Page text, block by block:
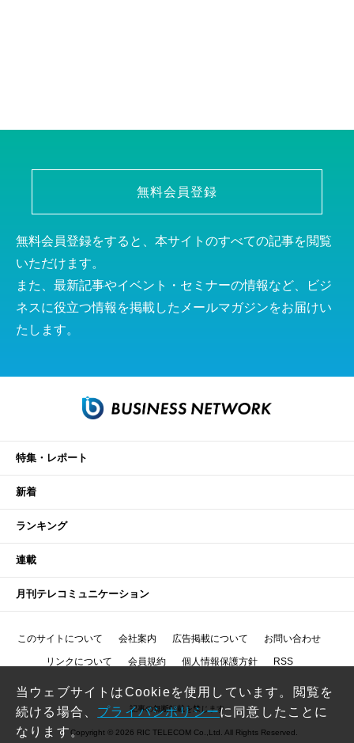
無料会員登録
無料会員登録をすると、本サイトのすべての記事を閲覧
いただけます。
また、最新記事やイベント・セミナーの情報など、ビジ
ネスに役立つ情報を掲載したメールマガジンをお届けい
たします。
特集・レポート
新着
ランキング
連載
月刊テレコミュニケーション
このサイトについて 会社案内 広告掲載について お問い合わせ
リンクについて 会員規約 個人情報保護方針 RSS
記事の無断転載を禁じます
Copyright © 2026 RIC TELECOM Co.,Ltd. All Rights Reserved.
当ウェブサイトはCookieを使用しています。閲覧を
続ける場合、 プライバシポリシーに同意したことに
なります。